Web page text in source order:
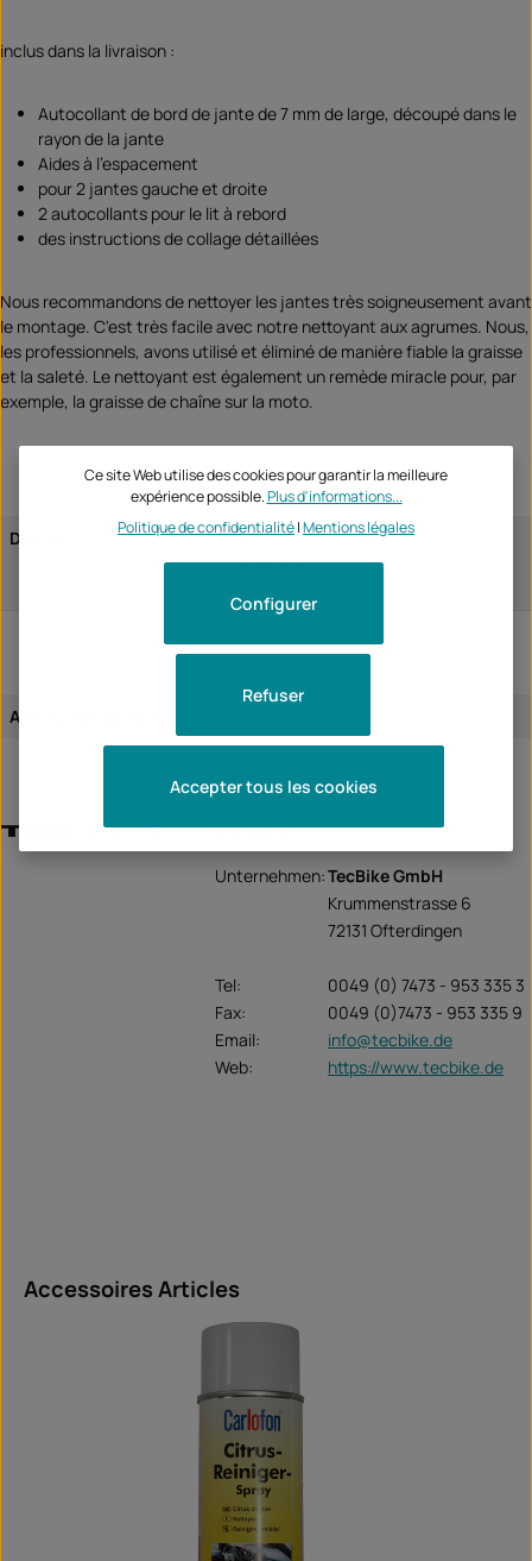
inclus dans la livraison :
Autocollant de bord de jante de 7 mm de large, découpé dans le
rayon de la jante
Aides à l'espacement
pour 2 jantes gauche et droite
2 autocollants pour le lit à rebord
des instructions de collage détaillées
Nous recommandons de nettoyer les jantes très soigneusement avant
le montage. C'est très facile avec notre nettoyant aux agrumes. Nous,
les professionnels, avons utilisé et éliminé de manière fiable la graisse
et la saleté. Le nettoyant est également un remède miracle pour, par
exemple, la graisse de chaîne sur la moto.
Ducati
1198 2009
1198 2010
Attribution de l'article:
TecBike
Unternehmen:TecBike GmbH
Krummenstrasse 6
72131 Ofterdingen
Tel:
0049 (0) 7473 - 953 335 3
Fax:
0049 (0)7473 - 953 335 9
Email:
info@tecbike.de
Web:
https://www.tecbike.de
Ignorer la galerie de produits
Accessoires Articles
Ce site Web utilise des cookies pour garantir la meilleure
expérience possible.Plus d'informations...
Politique de confidentialité|Mentions légales
Refuser
Configurer
Accepter tous les cookies